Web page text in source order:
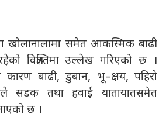
खोलानालामा समेत आकस्मिक बाढी
विज्ञप्तिमा उल्लेख गरिएको छ ।
कारण बाढी, डुबान, भू–क्षय, पहिरो
सडक तथा हवाई यातायातसमेत
छ ।